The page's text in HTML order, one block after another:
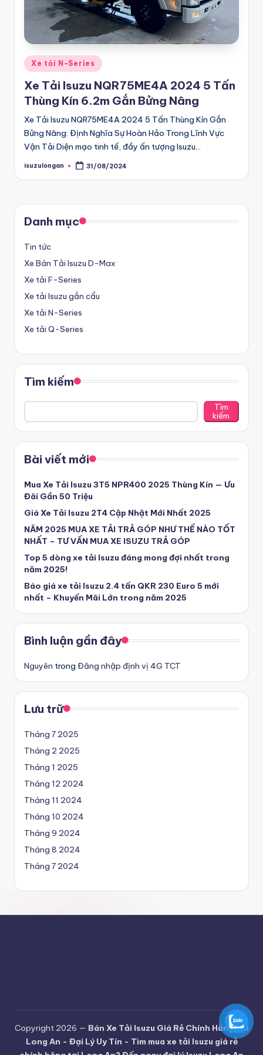
G
iá
R
ẻ
C
h
ín
h
H
g
T
ạ
L
o
g
A
n
-
Đ
ạ
L
ý
U
y
T
ín
-
T
m
m
u
a
x
e
t
ả
Is
u
z
u
h
ín
D-
Max
chính
hãng,
Xe
Du
lịch
MU-
X
Chính
tốt
nhất
Posted
in
Xe tải N-Series
Xe Tải Isuzu NQR75ME4A 2024 5 Tấn
Thùng Kín 6.2m Gắn Bửng Nâng
Xe Tải Isuzu NQR75ME4A 2024 5 Tấn Thùng Kín Gắn
Bửng Nâng: Định Nghĩa Sự Hoàn Hảo Trong Lĩnh Vực
Vận Tải Diện mạo tinh tế, đầy ấn tượng Isuzu…
Posted
isuzulongan 31/08/2024
Danh mục
Tin tức
Xe Bán Tải Isuzu D-Max
Xe tải F-Series
Xe tải Isuzu gắn cẩu
Xe tải N-Series
Xe tải Q-Series
Tìm kiếm
Tìm
kiếm
Bài viết mới
Mua Xe Tải Isuzu 3T5 NPR400 2025 Thùng Kín — Ưu
Đãi Gần 50 Triệu
Giá Xe Tải Isuzu 2T4 Cập Nhật Mới Nhất 2025
NĂM 2025 MUA XE TẢI TRẢ GÓP NHƯ THẾ NÀO TỐT
NHẤT – TƯ VẤN MUA XE ISUZU TRẢ GÓP
Top 5 dòng xe tải Isuzu đáng mong đợi nhất trong
năm 2025!
Báo giá xe tải Isuzu 2.4 tấn QKR 230 Euro 5 mới
nhất – Khuyến Mãi Lớn trong năm 2025
Bình luận gần đây
Nguyên trong Đăng nhập định vị 4G TCT
Lưu trữ
Tháng 7 2025
Tháng 2 2025
Tháng 1 2025
Tháng 12 2024
Tháng 11 2024
Tháng 10 2024
Tháng 9 2024
Tháng 8 2024
Tháng 7 2024
Copyright 2026 — Bán Xe Tải Isuzu Giá Rẻ Chính Hãng Tại
Long An - Đại Lý Uy Tín - Tìm mua xe tải Isuzu giá rẻ